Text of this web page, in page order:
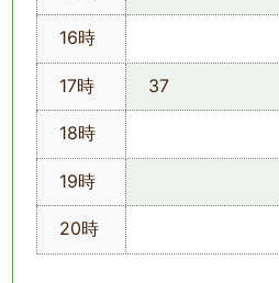
16時
17時 37
18時
19時
20時